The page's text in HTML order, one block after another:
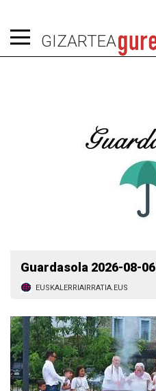
GIZARTEA
Guardasola 2026-08-06
EUSKALERRIAIRRATIA.EUS